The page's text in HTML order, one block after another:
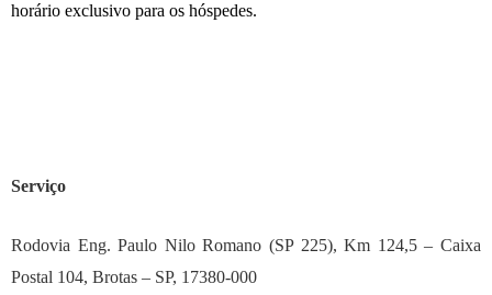
horário exclusivo para os hóspedes.
Serviço
Rodovia Eng. Paulo Nilo Romano (SP 225), Km 124,5 – Caixa
Postal 104, Brotas – SP, 17380-000